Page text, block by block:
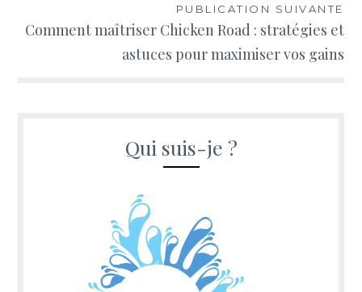
PUBLICATION SUIVANTE
Comment maîtriser Chicken Road : stratégies et
astuces pour maximiser vos gains
Qui suis-je ?